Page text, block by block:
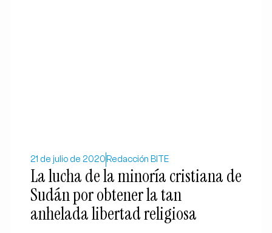
21 de julio de 2020 Redacción BITE
La lucha de la minoría cristiana de
Sudán por obtener la tan
anhelada libertad religiosa